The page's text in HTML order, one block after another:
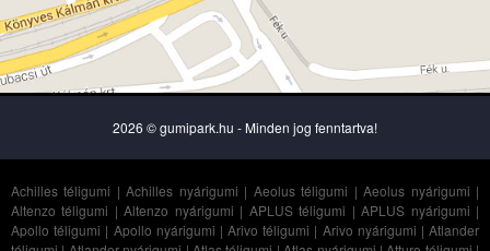
2026 © gumipark.hu - Minden jog fenntartva!
Achilles téligumi |Achilles nyárigumi | Aeolus téligumi |Aeolus nyárigumi |
Altenzo téligumi |Altenzo nyárigumi | APLUS téligumi |APLUS nyárigumi |
Apollo téligumi | Apollo nyárigumi |Arivo téligumi | Arivo nyárigumi |Atlander